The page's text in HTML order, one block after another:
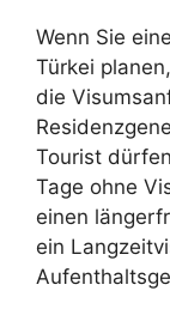
Wenn Sie
Türkei
die
Tourist
Tage ohne
einen
ein